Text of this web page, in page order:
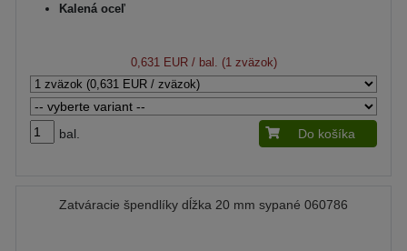
Kalená oceľ
0,631 EUR/ bal. (1 zväzok)
bal. Do košíka
Zatváracie špendlíky dĺžka 20 mm sypané 060786